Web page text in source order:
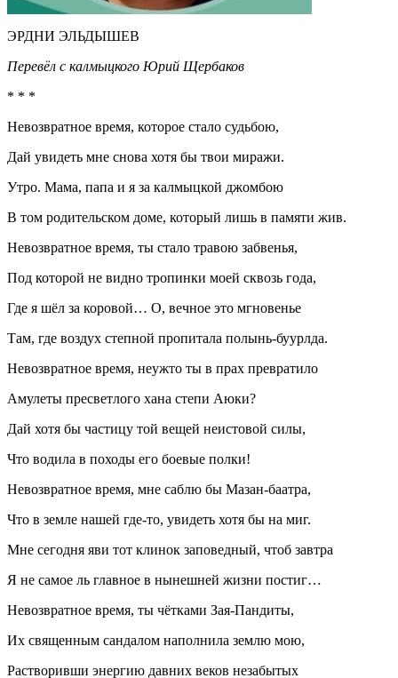
ЭРДНИ ЭЛЬДЫШЕВ
Перевёл с калмыцкого Юрий Щербаков
* * *
Невозвратное время, которое стало судьбою,
Дай увидеть мне снова хотя бы твои миражи.
Утро. Мама, папа и я за калмыцкой джомбою
В том родительском доме, который лишь в памяти жив.
Невозвратное время, ты стало травою забвенья,
Под которой не видно тропинки моей сквозь года,
Где я шёл за коровой… О, вечное это мгновенье
Там, где воздух степной пропитала полынь-буурлда.
Невозвратное время, неужто ты в прах превратило
Амулеты пресветлого хана степи Аюки?
Дай хотя бы частицу той вещей неистовой силы,
Что водила в походы его боевые полки!
Невозвратное время, мне саблю бы Мазан-баатра,
Что в земле нашей где-то, увидеть хотя бы на миг.
Мне сегодня яви тот клинок заповедный, чтоб завтра
Я не самое ль главное в нынешней жизни постиг…
Невозвратное время, ты чётками Зая-Пандиты,
Их священным сандалом наполнила землю мою,
Растворивши энергию давних веков незабытых